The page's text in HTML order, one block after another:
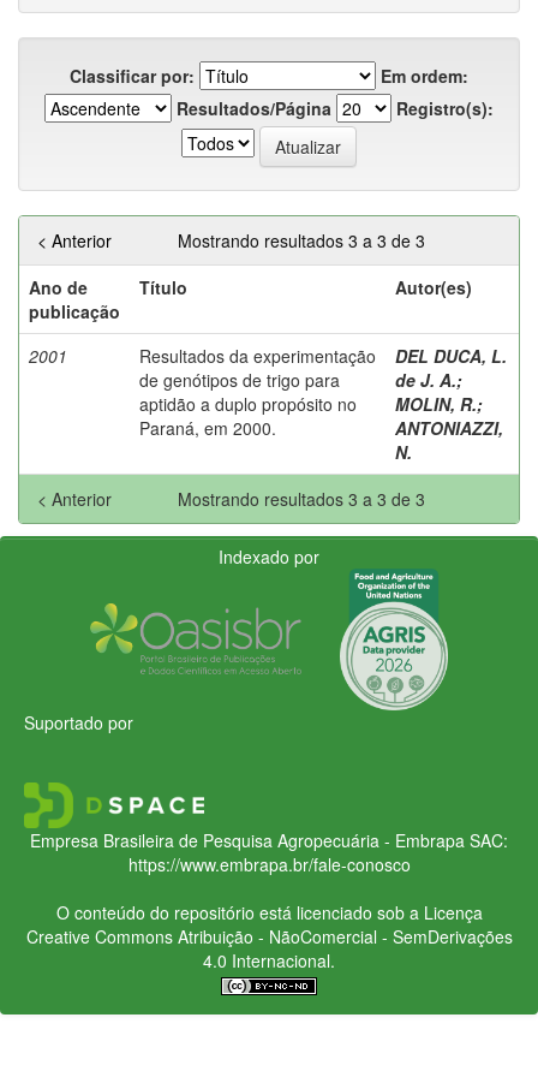
Classificar por:
Em ordem:
Resultados/Página
Registro(s):
Mostrando resultados 3 a 3 de 3
< Anterior
Ano de
publicação
Título Autor(es)
2001
Resultados da experimentação
de genótipos de trigo para
aptidão a duplo propósito no
Paraná, em 2000.
DEL DUCA, L.
de J. A.;
MOLIN, R.;
ANTONIAZZI,
N.
Mostrando resultados 3 a 3 de 3
< Anterior
Indexado por
Suportado por
Empresa Brasileira de Pesquisa Agropecuária - Embrapa SAC:
https://www.embrapa.br/fale-conosco
O conteúdo do repositório está licenciado sob a Licença
Creative CommonsAtribuição - NãoComercial - SemDerivações
4.0 Internacional.